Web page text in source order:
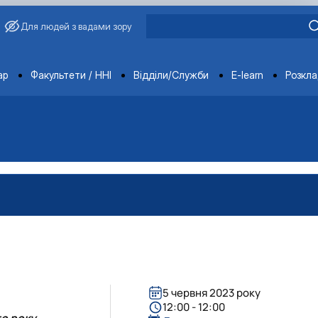
Для людей з вадами зору
Факультети / ННІ Відділи/Служби E-learn
5 червня 2023 року
12:00 - 12:00